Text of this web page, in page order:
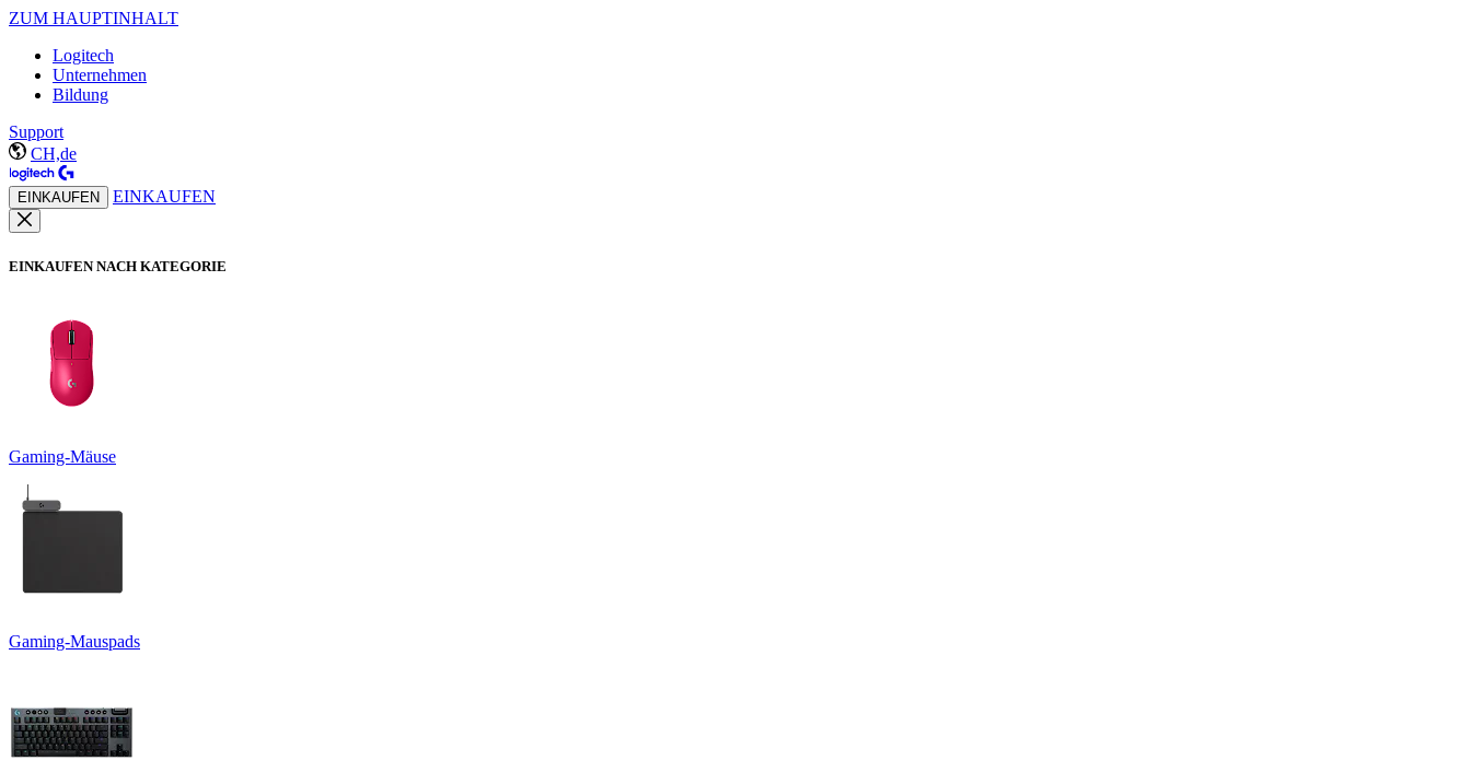
ZUM HAUPTINHALT
Logitech
Unternehmen
Bildung
Support
CH,de
EINKAUFEN EINKAUFEN
EINKAUFEN NACH KATEGORIE
Gaming-Mäuse
Gaming-Mauspads